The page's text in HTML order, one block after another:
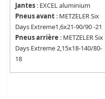
Jantes : EXCEL aluminium
Pneus avant : METZELER Six
Days Extreme1,6x21-90/90 -21
Pneus arrière : METZELER Six
Days Extreme 2,15x18-140/80-
18